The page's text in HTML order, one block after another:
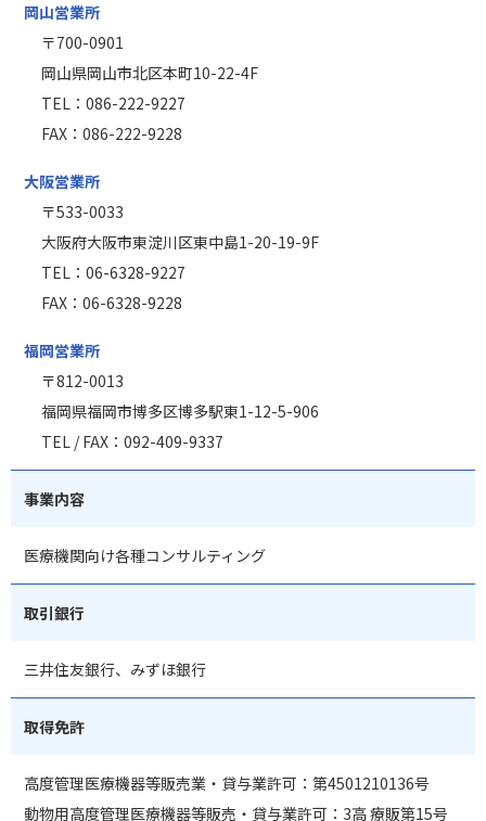
岡山営業所
〒700-0901
岡山県岡山市北区本町10-22-4F
TEL：086-222-9227
FAX：086-222-9228
大阪営業所
〒533-0033
大阪府大阪市東淀川区東中島1-20-19-9F
TEL：06-6328-9227
FAX：06-6328-9228
福岡営業所
〒812-0013
福岡県福岡市博多区博多駅東1-12-5-906
TEL / FAX：092-409-9337
事業内容
医療機関向け各種コンサルティング
取引銀行
三井住友銀行、みずほ銀行
取得免許
高度管理医療機器等販売業・貸与業許可：第4501210136号
動物用高度管理医療機器等販売・貸与業許可：3高 療販第15号